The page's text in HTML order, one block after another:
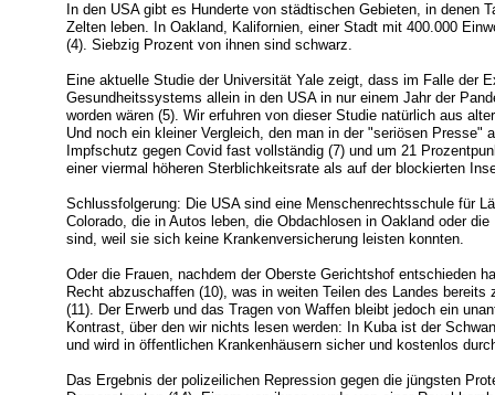
In den USA gibt es Hunderte von städtischen Gebieten, in denen
Zelten leben. In Oakland, Kalifornien, einer Stadt mit 400.000
(4). Siebzig Prozent von ihnen sind schwarz.
Eine aktuelle Studie der Universität Yale zeigt, dass im Falle der
Gesundheitssystems allein in den USA in nur einem Jahr der
worden wären (5). Wir erfuhren von dieser Studie natürlich aus
Und noch ein kleiner Vergleich, den man in der "seriösen Presse"
Impfschutz gegen Covid fast vollständig (7) und um 21
einer viermal höheren Sterblichkeitsrate als auf der blockierten
Schlussfolgerung: Die USA sind eine Menschenrechtsschule für
Colorado, die in Autos leben, die Obdachlosen in Oakland oder
sind, weil sie sich keine Krankenversicherung leisten konnten.
Oder die Frauen, nachdem der Oberste Gerichtshof entschieden
Recht abzuschaffen (10), was in weiten Teilen des Landes
(11). Der Erwerb und das Tragen von Waffen bleibt jedoch ein
Kontrast, über den wir nichts lesen werden: In Kuba ist der
und wird in öffentlichen Krankenhäusern sicher und kostenlos
Das Ergebnis der polizeilichen Repression gegen die jüngsten